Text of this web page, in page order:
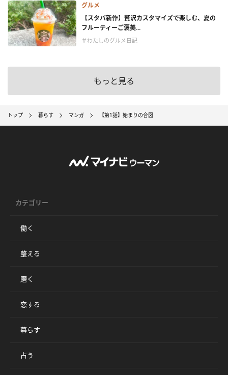
グルメ
【スタバ新作】贅沢カスタマイズで楽しむ、夏の
フルーティーご褒美...
＃わたしのグルメ日記
もっと見る
トップ 暮らす マンガ 【第1話】始まりの合図
カテゴリー
働く
整える
磨く
恋する
暮らす
占う